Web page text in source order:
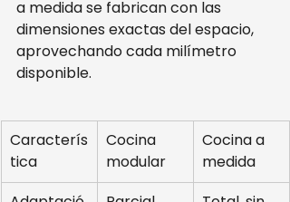
a medida se fabrican con las
dimensiones exactas del espacio,
aprovechando cada milímetro
disponible.
Caracterís
tica
Cocina
modular
Cocina a
medida